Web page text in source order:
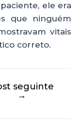
ele era
que ninguém
vitais
correto.
seguinte
→